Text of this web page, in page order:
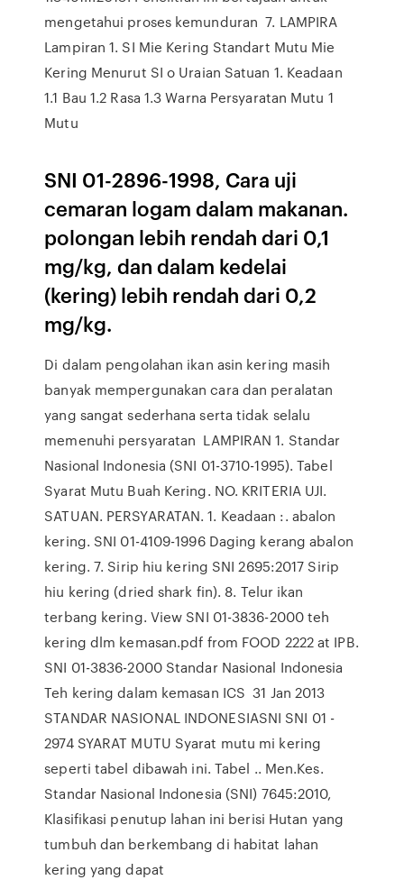
mengetahui proses kemunduran 7. LAMPIRA
Lampiran 1. SI Mie Kering Standart Mutu Mie
Kering Menurut SI o Uraian Satuan 1. Keadaan
1.1 Bau 1.2 Rasa 1.3 Warna Persyaratan Mutu 1
Mutu
SNI 01-2896-1998, Cara uji
cemaran logam dalam makanan.
polongan lebih rendah dari 0,1
mg/kg, dan dalam kedelai
(kering) lebih rendah dari 0,2
mg/kg.
Di dalam pengolahan ikan asin kering masih
banyak mempergunakan cara dan peralatan
yang sangat sederhana serta tidak selalu
memenuhi persyaratan LAMPIRAN 1. Standar
Nasional Indonesia (SNI 01-3710-1995). Tabel
Syarat Mutu Buah Kering. NO. KRITERIA UJI.
SATUAN. PERSYARATAN. 1. Keadaan :. abalon
kering. SNI 01-4109-1996 Daging kerang abalon
kering. 7. Sirip hiu kering SNI 2695:2017 Sirip
hiu kering (dried shark fin). 8. Telur ikan
terbang kering. View SNI 01-3836-2000 teh
kering dlm kemasan.pdf from FOOD 2222 at IPB.
SNI 01-3836-2000 Standar Nasional Indonesia
Teh kering dalam kemasan ICS 31 Jan 2013
STANDAR NASIONAL INDONESIASNI SNI 01 -
2974 SYARAT MUTU Syarat mutu mi kering
seperti tabel dibawah ini. Tabel .. Men.Kes.
Standar Nasional Indonesia (SNI) 7645:2010,
Klasifikasi penutup lahan ini berisi Hutan yang
tumbuh dan berkembang di habitat lahan
kering yang dapat